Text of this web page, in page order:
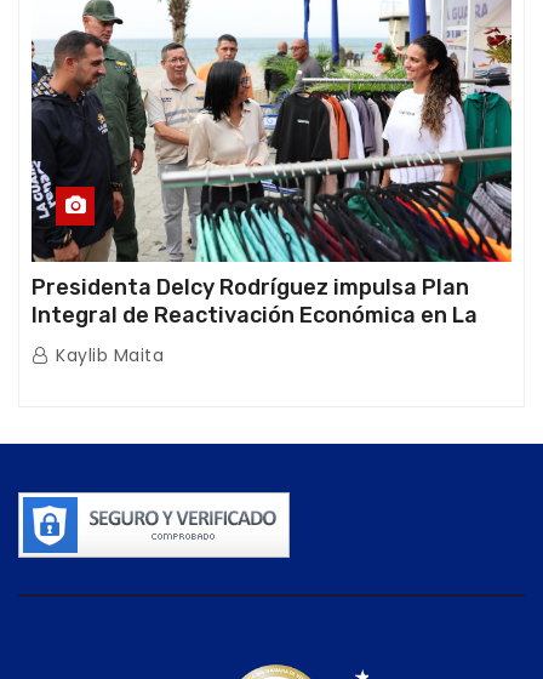
Presidenta Delcy Rodríguez impulsa Plan
Integral de Reactivación Económica en La
Guaira
Kaylib Maita